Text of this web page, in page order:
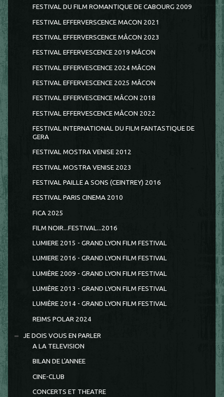
FESTIVAL DU FILM ROMANTIQUE DE CABOURG 2009
FESTIVAL EFFERVERSCENCE MACON 2021
FESTIVAL EFFERVERSCENCE MÂCON 2023
FESTIVAL EFFERVESCENCE 2019 MÂCON
FESTIVAL EFFERVESCENCE 2024 MÂCON
FESTIVAL EFFERVESCENCE 2025 MÂCON
FESTIVAL EFFERVESCENCE MÂCON 2018
FESTIVAL EFFERVESCENCE MÂCON 2022
FESTIVAL INTERNATIONAL DU FILM FANTASTIQUE DE
GERA
FESTIVAL MOSTRA VENISE 2012
FESTIVAL MOSTRA VENISE 2023
FESTIVAL PAILLE A SONS (CEINTREY) 2016
FESTIVAL PARIS CINEMA 2010
FICA 2025
FILM NOIR...FESTIVAL...2016
LUMIERE 2015 - GRAND LYON FILM FESTIVAL
LUMIERE 2016 - GRAND LYON FILM FESTIVAL
LUMIÈRE 2009 - GRAND LYON FILM FESTIVAL
LUMIÈRE 2013 - GRAND LYON FILM FESTIVAL
LUMIÈRE 2014 - GRAND LYON FILM FESTIVAL
REIMS POLAR 2024
JE DOIS VOUS EN PARLER
A LA TELEVISION
BILAN DE L'ANNEE
CINE-CLUB
CONCERTS ET THEATRE